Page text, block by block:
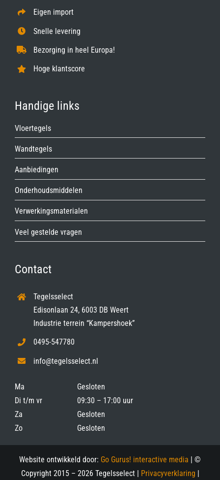
Eigen import
Snelle levering
Bezorging in heel Europa!
Hoge klantscore
Handige links
Vloertegels
Wandtegels
Aanbiedingen
Onderhoudsmiddelen
Verwerkingsmaterialen
Veel gestelde vragen
Contact
Tegelsselect
Edisonlaan 24, 6003 DB Weert
Industrie terrein “Kampershoek”
0495-547780
info@tegelsselect.nl
Ma
Gesloten
Di t/m vr
09:30 – 17:00 uur
Za
Gesloten
Zo
Gesloten
Website ontwikkeld door: Go Gurus! interactive media | ©
Copyright 2015 – 2026 Tegelsselect | Privacyverklaring |